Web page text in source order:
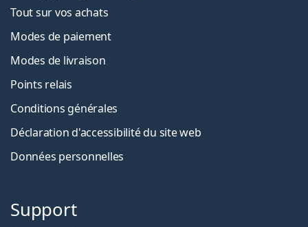
Tout sur vos achats
Modes de paiement
Modes de livraison
Points relais
Conditions générales
Déclaration d'accessibilité du site web
Données personnelles
Support